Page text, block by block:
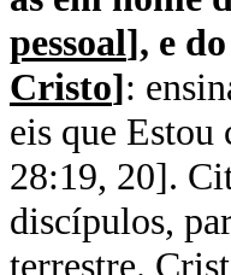
pessoal], e
Cristo]:
eis que Estou
28:19, 20].
discípulos,
terrestre.